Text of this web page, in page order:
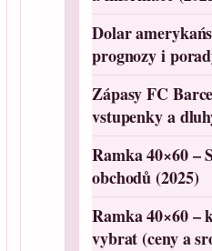
Dolar
prognozy i
Zápasy FC
vstupenky a
Ramka 40×60 –
obchodů (2025)
Ramka 40×60 –
vybrat (ceny a